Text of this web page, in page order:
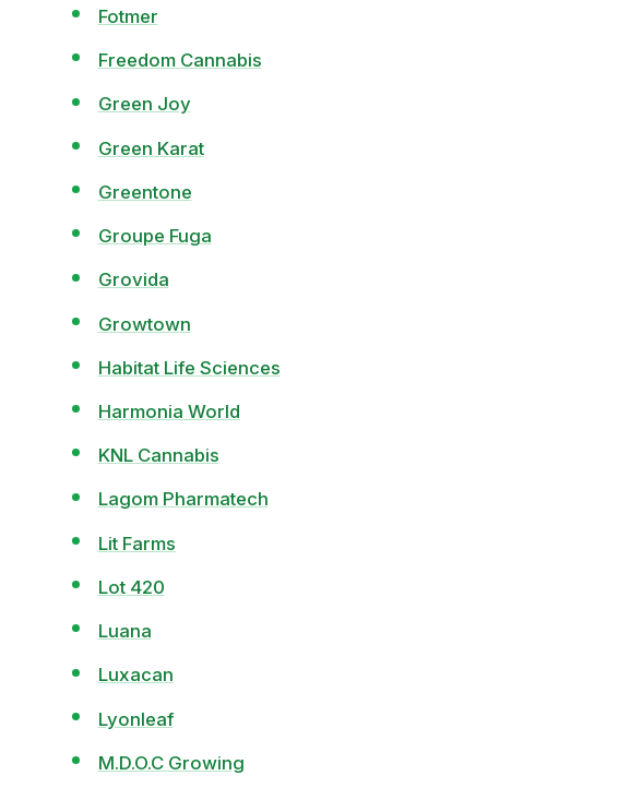
Fotmer
Freedom Cannabis
Green Joy
Green Karat
Greentone
Groupe Fuga
Grovida
Growtown
Habitat Life Sciences
Harmonia World
KNL Cannabis
Lagom Pharmatech
Lit Farms
Lot 420
Luana
Luxacan
Lyonleaf
M.D.O.C Growing